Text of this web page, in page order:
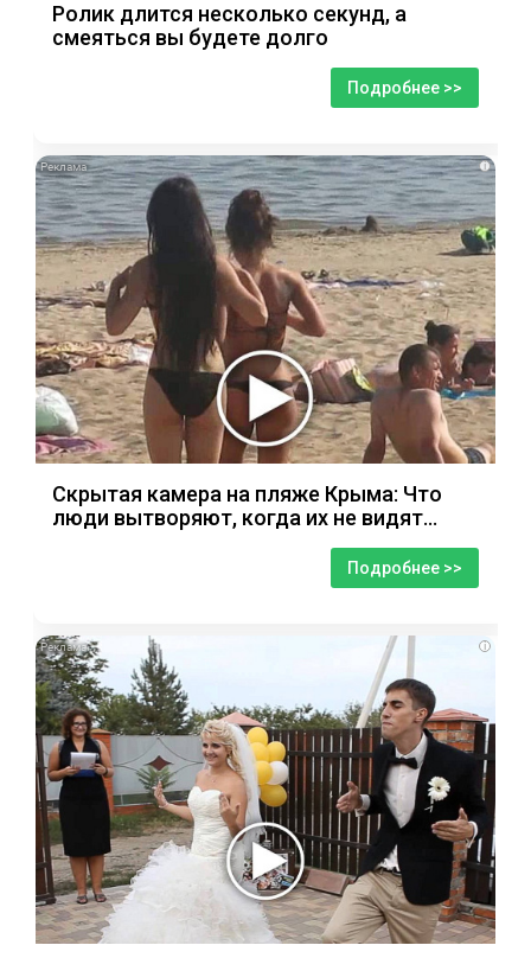
Ролик длится несколько секунд, а
смеяться вы будете долго
Подробнее >>
i
Скрытая камера на пляже Крыма: Что
люди вытворяют, когда их не видят...
Подробнее >>
i